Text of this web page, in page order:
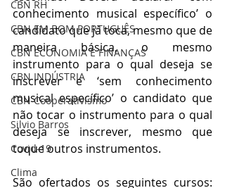
CBN RH
CBN EM BOM PORTUGUÊS
CBN ECONOMIA E FINANÇAS
CBN INDÚSTRIA
CBN Cooperativismo
Silvio Barros
Covid-19
Clima
conhecimento musical específico’ o
candidato que já toca, mesmo que de
maneira básica, o mesmo
instrumento para o qual deseja se
inscrever e ‘sem conhecimento
musical específico’ o candidato que
não tocar o instrumento para o qual
deseja se inscrever, mesmo que
toque outros instrumentos.
São ofertados os seguintes cursos: